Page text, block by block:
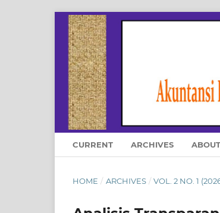
CURRENT ARCHIVES ABOUT
HOME / ARCHIVES / VOL. 2 NO. 1